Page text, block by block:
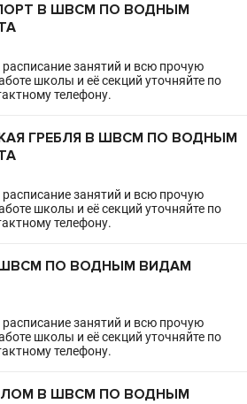
В ШВСМ ПО ВОДНЫМ
занятий и всю прочую
школы и её секций уточняйте по
телефону.
ГРЕБЛЯ В ШВСМ ПО ВОДНЫМ
занятий и всю прочую
школы и её секций уточняйте по
телефону.
ПО ВОДНЫМ ВИДАМ
занятий и всю прочую
школы и её секций уточняйте по
телефону.
В ШВСМ ПО ВОДНЫМ